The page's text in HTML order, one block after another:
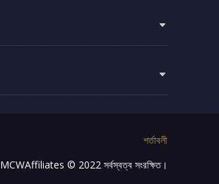
শর্তাবলী
MCWAffiliates © 2022 সর্বস্বত্ব সংরক্ষিত।